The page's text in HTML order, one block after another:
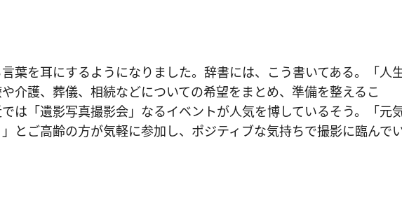
葉を耳にするようになりました。辞書には、こう書いてある。「人
介護、葬儀、相続などについての希望をまとめ、準備を整えるこ
は「遺影写真撮影会」なるイベントが人気を博しているそう。「元
とご高齢の方が気軽に参加し、ポジティブな気持ちで撮影に臨んで